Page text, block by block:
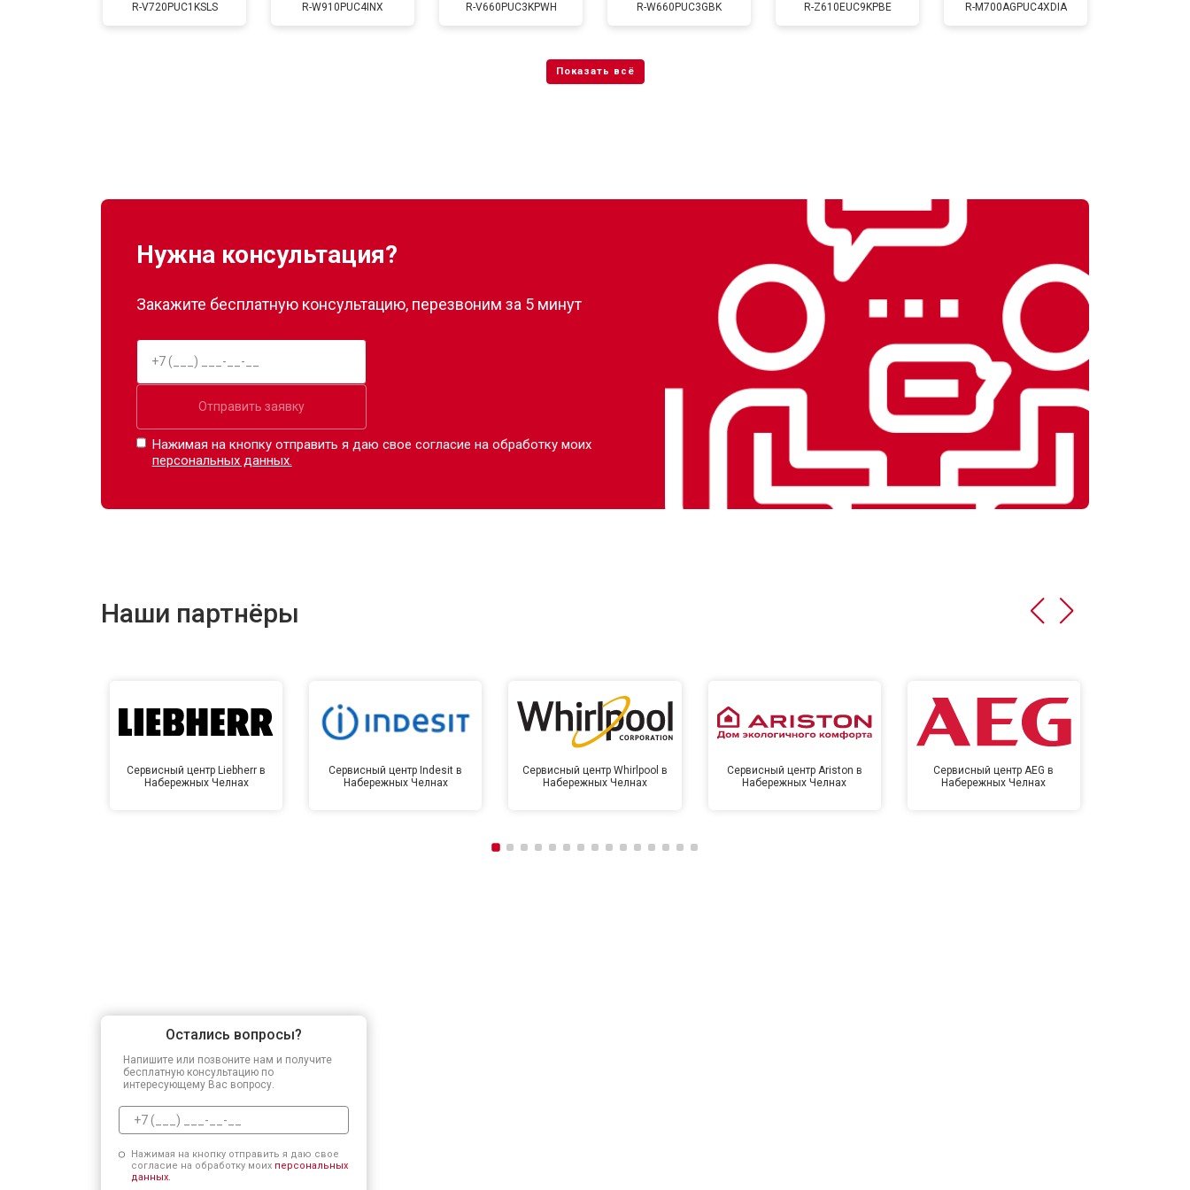
от 50 мин
R-V720PUC1KSLS R-W910PUC4INX R-V660PUC3KPWH R-W660PUC3GBK R-Z610EUC9KPBE R-M700AGPUC4XDIA
Нужна консультация?
Закажите бесплатную консультацию, перезвоним за 5 минут
Отправить заявку
Нажимая на кнопку отправить я даю свое согласие на обработку моих
персональных данных.
Наши партнёры
Сервисный центр Liebherr в
Набережных Челнах
Сервисный центр Indesit в
Набережных Челнах
Сервисный центр Whirlpool в
Набережных Челнах
Сервисный центр Ariston в
Набережных Челнах
Сервисный центр AEG в
Набережных Челнах
Остались вопросы?
Напишите или позвоните нам и получите
бесплатную консультацию по
интересующему Вас вопросу.
Нажимая на кнопку отправить я даю свое
согласие на обработку моих персональных
данных.